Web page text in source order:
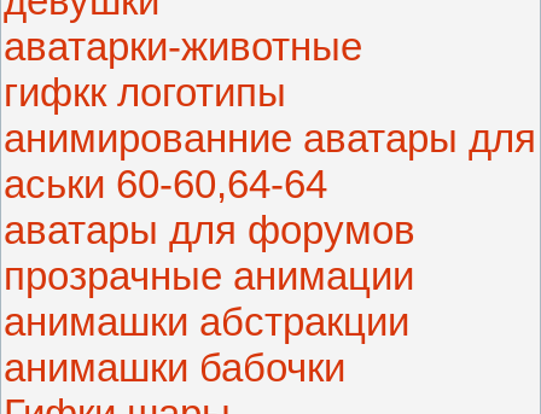
аватарки-животные
гифкк логотипы
анимированние аватары для
аськи 60-60,64-64
аватары для форумов
прозрачные анимации
анимашки абстракции
анимашки бабочки